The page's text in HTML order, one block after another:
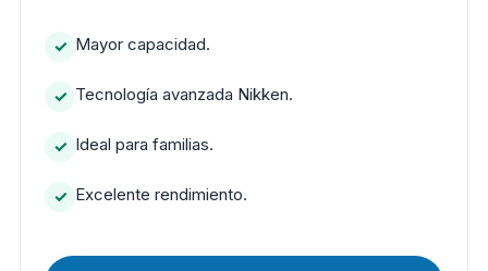
Mayor capacidad.
Tecnología avanzada Nikken.
Ideal para familias.
Excelente rendimiento.